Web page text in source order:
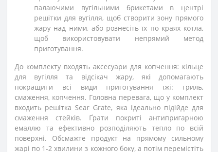
палаючими вугільними брикетами в центрі
решітки для вугілля, щоб створити зону прямого
жару над ними, або рознесіть їх по краях котла,
щоб використовувати непрямий метод
приготування.
До комплекту входять аксесуари для копчення: кільце
для вугілля та відсікач жару, які допомагають
покращити всі види приготування їжі: гриль,
смаження, копчення. Головна перевага, що у комплект
входить решітка Sear Grate, яка ідеально підійде для
смаження стейків. Ґрати покриті антипригарною
емаллю та ефективно розподіляють тепло по всій
поверхні. Обсмажте продукт на прямому сильному
жарі по 1-2 хвилини з кожного боку, а потім перемістіть